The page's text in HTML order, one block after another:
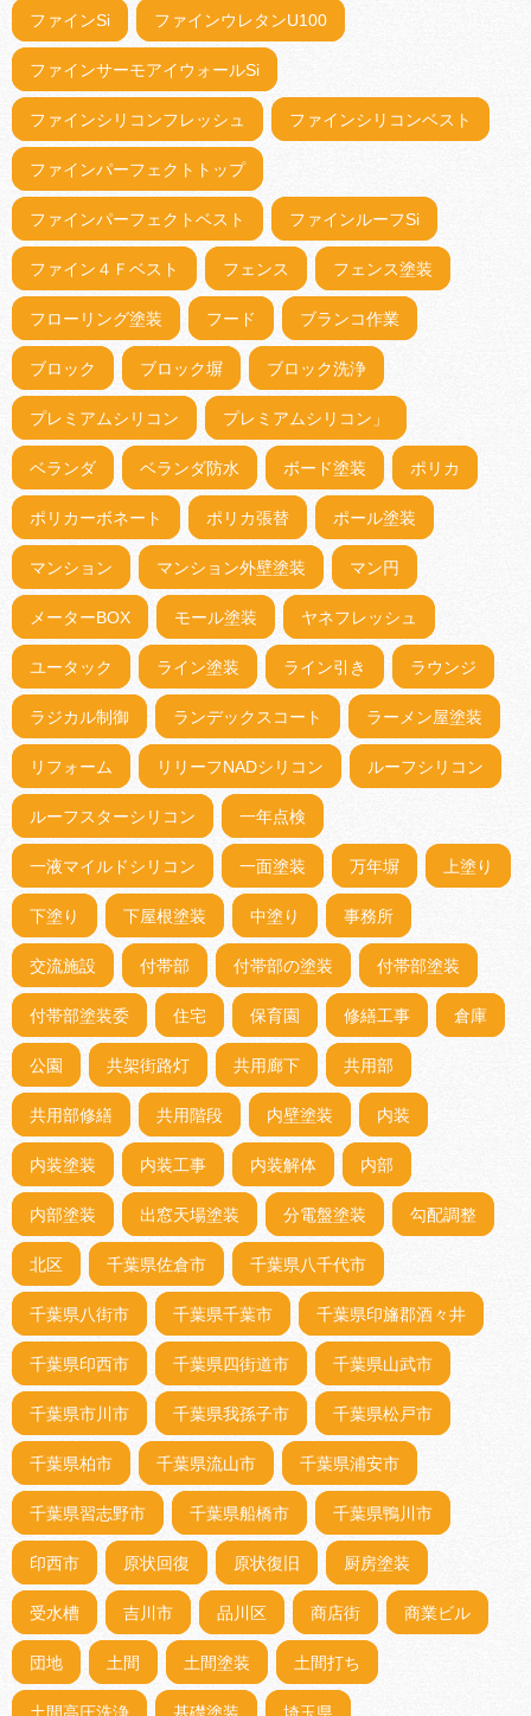
ファインSi ファインウレタンU100
ファインサーモアイウォールSi
ファインシリコンフレッシュ ファインシリコンベスト
ファインパーフェクトトップ
ファインパーフェクトベスト ファインルーフSi
ファイン４Ｆベスト フェンス フェンス塗装
フローリング塗装 フード ブランコ作業
ブロック ブロック塀 ブロック洗浄
プレミアムシリコン プレミアムシリコン」
ベランダ ベランダ防水 ボード塗装 ポリカ
ポリカーボネート ポリカ張替 ポール塗装
マンション マンション外壁塗装 マン円
メーターBOX モール塗装 ヤネフレッシュ
ユータック ライン塗装 ライン引き ラウンジ
ラジカル制御 ランデックスコート ラーメン屋塗装
リフォーム リリーフNADシリコン ルーフシリコン
ルーフスターシリコン 一年点検
一液マイルドシリコン 一面塗装 万年塀 上塗り
下塗り 下屋根塗装 中塗り 事務所
交流施設 付帯部 付帯部の塗装 付帯部塗装
付帯部塗装委 住宅 保育園 修繕工事 倉庫
公園 共架街路灯 共用廊下 共用部
共用部修繕 共用階段 内壁塗装 内装
内装塗装 内装工事 内装解体 内部
内部塗装 出窓天場塗装 分電盤塗装 勾配調整
北区 千葉県佐倉市 千葉県八千代市
千葉県八街市 千葉県千葉市 千葉県印旛郡酒々井
千葉県印西市 千葉県四街道市 千葉県山武市
千葉県市川市 千葉県我孫子市 千葉県松戸市
千葉県柏市 千葉県流山市 千葉県浦安市
千葉県習志野市 千葉県船橋市 千葉県鴨川市
印西市 原状回復 原状復旧 厨房塗装
受水槽 吉川市 品川区 商店街 商業ビル
団地 土間 土間塗装 土間打ち